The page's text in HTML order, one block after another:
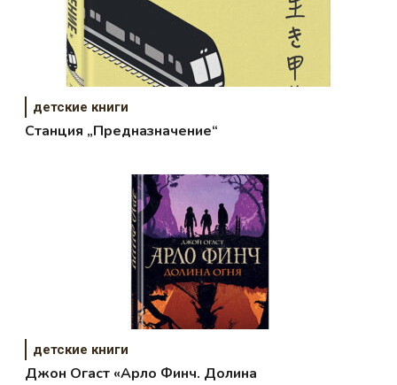
детские книги
Станция „Предназначение“
детские книги
Джон Огаст «Арло Финч. Долина